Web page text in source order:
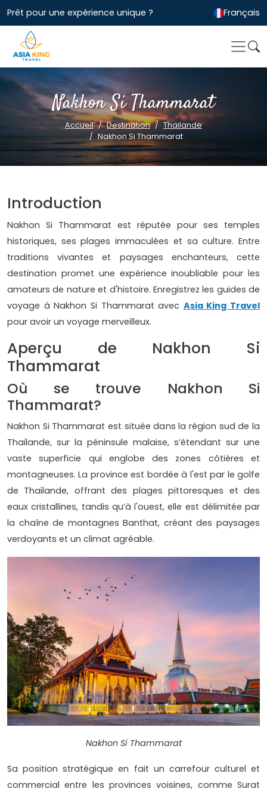
Prêt pour une expérience unique ? Français
Nakhon Si Thammarat
Accueil Destination
Thailande
Nakhon Si Thammarat
Introduction
Nakhon Si Thammarat est réputée pour ses temples
historiques, ses plages immaculées et sa culture. Entre
traditions vivantes et paysages enchanteurs, cette
destination promet une expérience inoubliable pour les
amateurs de nature et d'histoire. Enregistrez les guides de
voyage à Nakhon Si Thammarat avec Asia King Travel
pour avoir un voyage merveilleux.
Aperçu de Nakhon Si
Thammarat
Où se trouve Nakhon Si
Thammarat?
Nakhon Si Thammarat est située dans la région sud de la
Thaïlande, sur la péninsule malaise, s’étendant sur une
vaste superficie qui englobe des zones côtières et
montagneuses. La province est bordée à l'est par le golfe
de Thaïlande, offrant des plages pittoresques et des
eaux cristallines, tandis qu’à l'ouest, elle est délimitée par
la chaîne de montagnes Banthat, créant des paysages
verdoyants et un climat agréable.
Nakhon Si Thammarat
Sa position stratégique en fait un carrefour culturel et
commercial entre les provinces voisines, comme Surat